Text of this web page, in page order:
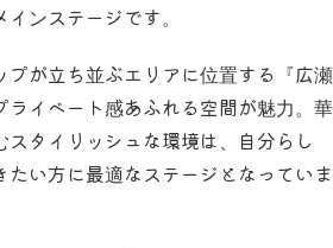
ンステージです。
プが立ち並ぶエリアに位置する『広瀬
ライベート感あふれる空間が魅力。華
タイリッシュな環境は、自分らし
たい方に最適なステージとなっていま